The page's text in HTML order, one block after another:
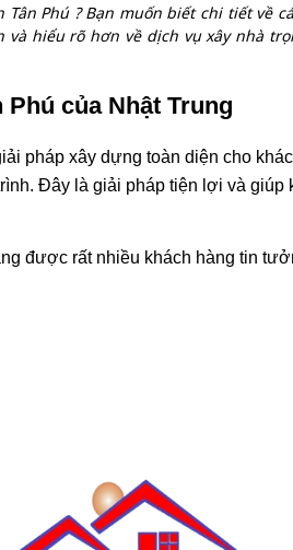
Phú ? Bạn muốn biết chi tiết về
hiểu rõ hơn về dịch vụ xây nhà
của Nhật Trung
pháp xây dựng toàn diện cho
Đây là giải pháp tiện lợi và giúp
được rất nhiều khách hàng tin